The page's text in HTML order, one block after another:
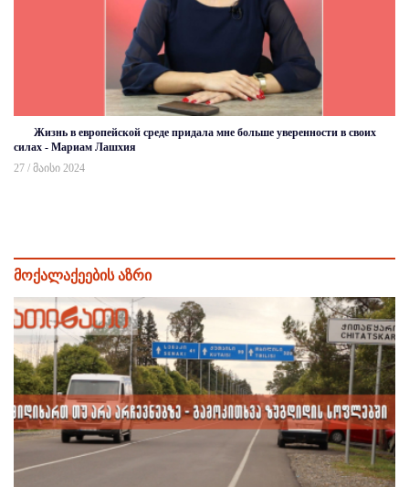
Жизнь в европейской среде придала мне больше уверенности в своих
силах - Мариам Лашхия
27 / მაისი 2024
მოქალაქეების აზრი